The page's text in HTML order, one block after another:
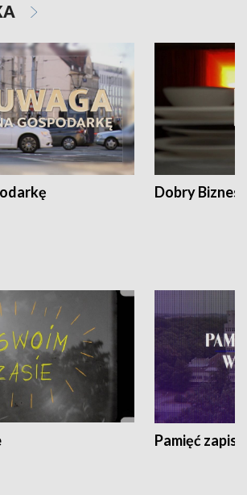
Dobry Biznes
Pamięć